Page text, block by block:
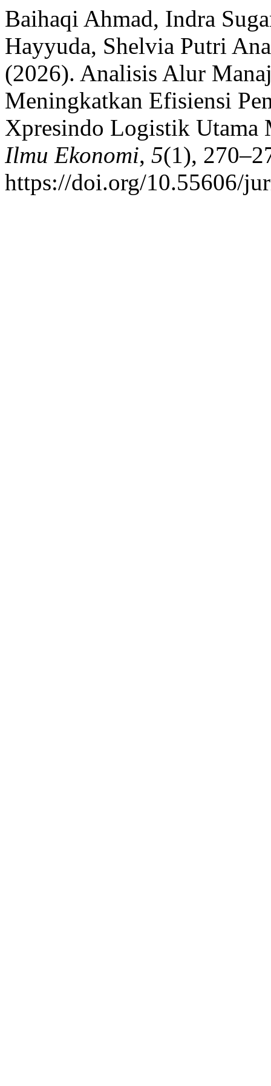
Baihaqi Ahmad, Indra
Hayyuda, Shelvia Putri
(2026). Analisis Alur
Meningkatkan Efisiensi
Xpresindo Logistik Utama
Ilmu Ekonomi, 5(1),
https://doi.org/10.55606/